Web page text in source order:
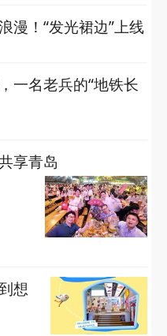
漫！“发光裙边”上线
一名老兵的“地铁长
享青岛
想